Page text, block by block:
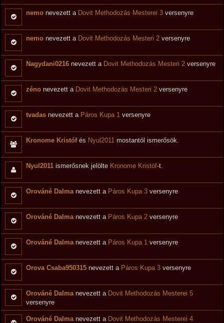
nemo nevezett a Dovit Methodozás Mesterei 3 versenyre
nemo nevezett a Dovit Methodozás Mesteri 2 versenyre
Nagydani0216 nevezett a Dovit Methodozás Mesteri 2 versenyre
zéno nevezett a Dovit Methodozás Mesteri 2 versenyre
tvadas nevezett a Páros Kupa 1 versenyre
Kronome Kristófés Nyul2011 mostantól ismerősök.
Nyul2011 ismerősnek jelölte Kronome Kristóf-t.
Orováné Dalma nevezett a Páros Kupa 3 versenyre
Orováné Dalma nevezett a Páros Kupa 2 versenyre
Orováné Dalma nevezett a Páros Kupa 1 versenyre
Orova Csaba950315 nevezett a Páros Kupa 3 versenyre
Orováné Dalma nevezett a Dovit Methodozás Mesterei 5
versenyre
Orováné Dalma nevezett a Dovit Methodozás Mesterei 4